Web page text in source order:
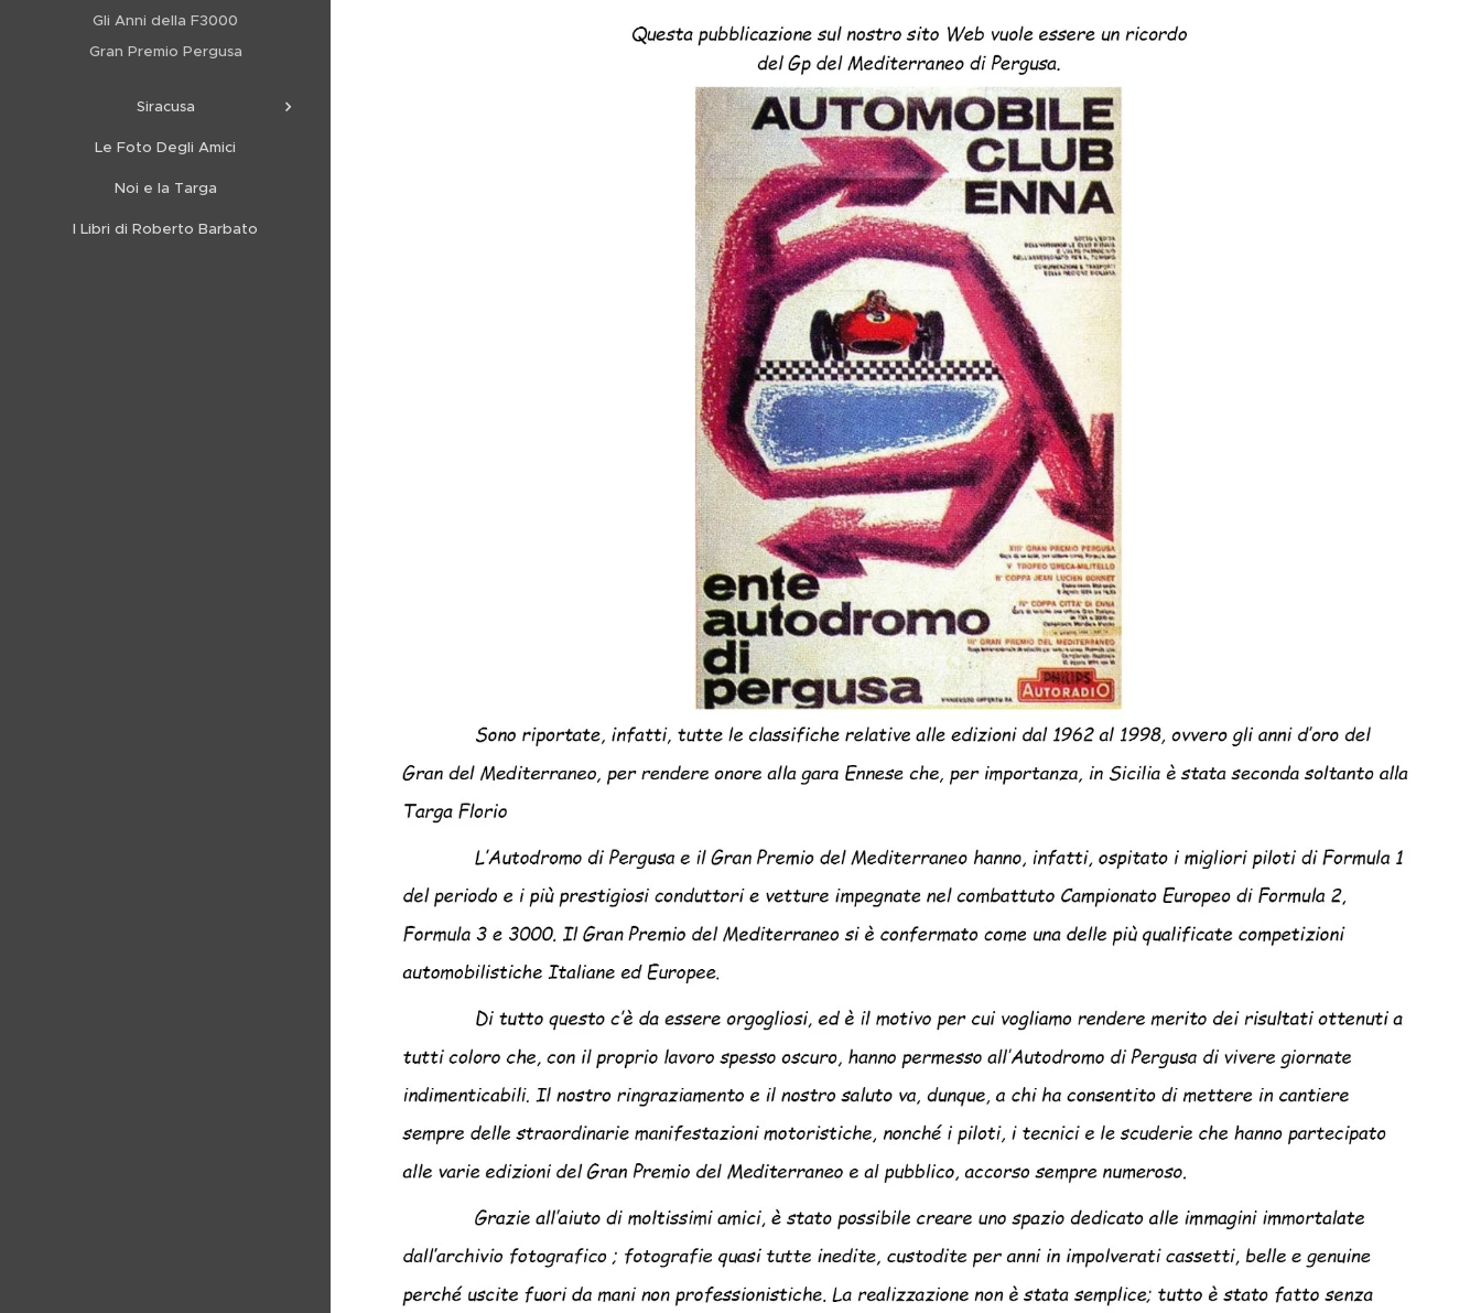
Gli Anni della F3000
Gran Premio Pergusa
Siracusa
Le Foto Degli Amici
Noi e la Targa
I Libri di Roberto Barbato